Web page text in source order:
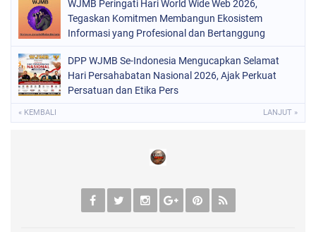
WJMB Peringati Hari World Wide Web 2026,
Tegaskan Komitmen Membangun Ekosistem
Informasi yang Profesional dan Bertanggung
DPP WJMB Se-Indonesia Mengucapkan Selamat
Hari Persahabatan Nasional 2026, Ajak Perkuat
Persatuan dan Etika Pers
« KEMBALI LANJUT »